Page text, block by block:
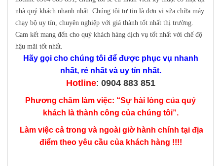
nhà quý khách nhanh nhất. Chúng tôi tự tin là đơn vị sửa chữa máy
chạy bộ uy tín, chuyên nghiệp với giá thành tốt nhất thị trường.
Cam kết mang đến cho quý khách hàng dịch vụ tốt nhất với chế độ
hậu mãi tốt nhất.
Hãy gọi cho chúng tôi để được phục vụ nhanh
nhất, rẻ nhất và uy tín nhất.
Hotline: 0904 883 851
Phương châm làm việc: “Sự hài lòng của quý
khách là thành công của chúng tôi”.
Làm việc cả trong và ngoài giờ hành chính tại địa
điểm theo yêu cầu của khách hàng !!!!